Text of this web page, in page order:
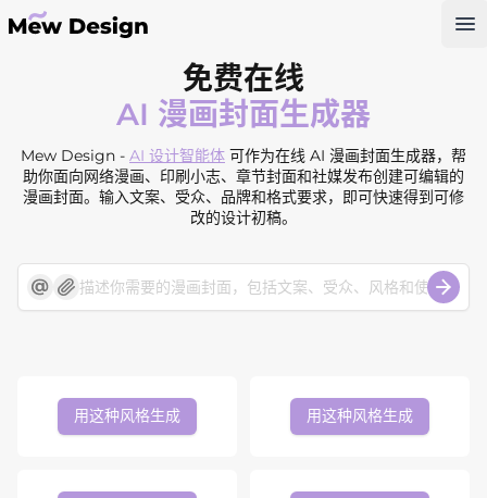
免费在线
AI 漫画封面生成器
Mew Design - AI 设计智能体 可作为在线 AI 漫画封面生成器，帮
助你面向网络漫画、印刷小志、章节封面和社媒发布创建可编辑的
漫画封面。输入文案、受众、品牌和格式要求，即可快速得到可修
改的设计初稿。
用这种风格生成 用这种风格生成